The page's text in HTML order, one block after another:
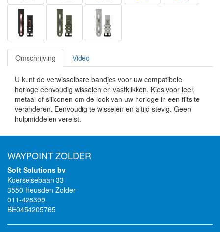
Omschrijving Video
U kunt de verwisselbare bandjes voor uw compatibele
horloge eenvoudig wisselen en vastklikken. Kies voor leer,
metaal of siliconen om de look van uw horloge in een flits te
veranderen. Eenvoudig te wisselen en altijd stevig. Geen
hulpmiddelen vereist.
WAYPOINT ZOLDER
Soft Solutions bv
Koerselsebaan 33
3550 Heusden-Zolder
011-426399
BE0454205765